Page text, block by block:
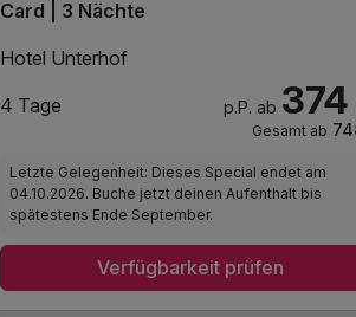
Card | 3 Nächte
Hotel Unterhof
4 Tage
p.P. ab 374
Gesamt ab
Letzte Gelegenheit: Dieses Special endet am
04.10.2026. Buche jetzt deinen Aufenthalt bis
spätestens Ende September.
Verfügbarkeit prüfen